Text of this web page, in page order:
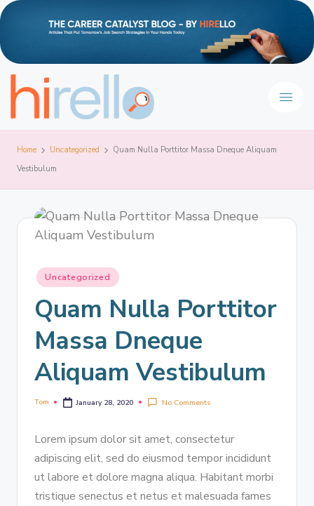
Home Uncategorized
Quam Nulla Porttitor Massa Dneque Aliquam
Vestibulum
Uncategorized
Quam Nulla Porttitor
Massa Dneque
Aliquam Vestibulum
Tom January 28, 2020 No Comments
Lorem ipsum dolor sit amet, consectetur
adipiscing elit, sed do eiusmod tempor incididunt
ut labore et dolore magna aliqua. Habitant morbi
tristique senectus et netus et malesuada fames